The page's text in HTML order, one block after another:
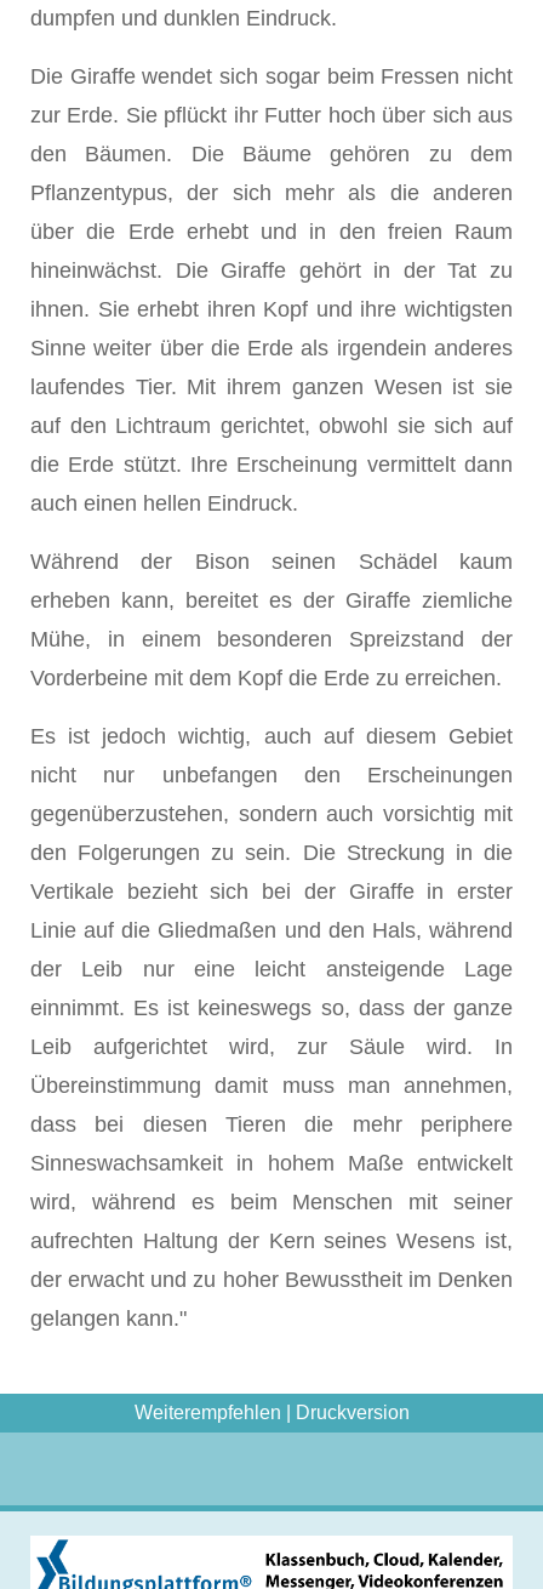
dumpfen und dunklen Eindruck.
Die Giraffe wendet sich sogar beim Fressen nicht
zur Erde. Sie pflückt ihr Futter hoch über sich aus
den Bäumen. Die Bäume gehören zu dem
Pflanzen­typus, der sich mehr als die anderen
über die Erde erhebt und in den freien Raum
hineinwächst. Die Giraffe gehört in der Tat zu
ihnen. Sie erhebt ihren Kopf und ihre wichtigsten
Sinne weiter über die Erde als irgendein anderes
laufendes Tier. Mit ihrem ganzen Wesen ist sie
auf den Lichtraum gerichtet, obwohl sie sich auf
die Erde stützt. Ihre Erscheinung vermittelt dann
auch einen hellen Eindruck.
Während der Bison seinen Schädel kaum
erheben kann, bereitet es der Giraffe ziemliche
Mühe, in einem besonderen Spreizstand der
Vorderbeine mit dem Kopf die Erde zu erreichen.
Es ist jedoch wichtig, auch auf diesem Gebiet
nicht nur unbefangen den Er­scheinungen
gegenüberzustehen, sondern auch vorsichtig mit
den Folgerungen zu sein. Die Streckung in die
Vertikale bezieht sich bei der Giraffe in erster
Linie auf die Gliedmaßen und den Hals, während
der Leib nur eine leicht ansteigende Lage
einnimmt. Es ist keineswegs so, dass der ganze
Leib aufge­richtet wird, zur Säule wird. In
Übereinstimmung damit muss man annehmen,
dass bei diesen Tieren die mehr periphere
Sinneswachsamkeit in hohem Maße entwickelt
wird, während es beim Menschen mit seiner
aufrechten Haltung der Kern seines Wesens ist,
der erwacht und zu hoher Bewusstheit im Denken
gelangen kann."
Weiterempfehlen Druckversion